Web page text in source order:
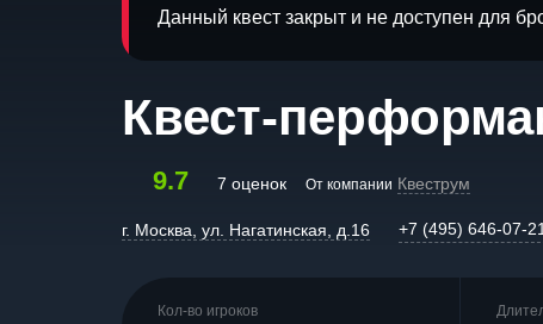
Данный квест закрыт и не доступен для
Квест-
9.7 7 оценок От компании Квеструм
г. Москва, ул. Нагатинская, д.16 +7 (495) 646-07-21
Кол-во игроков